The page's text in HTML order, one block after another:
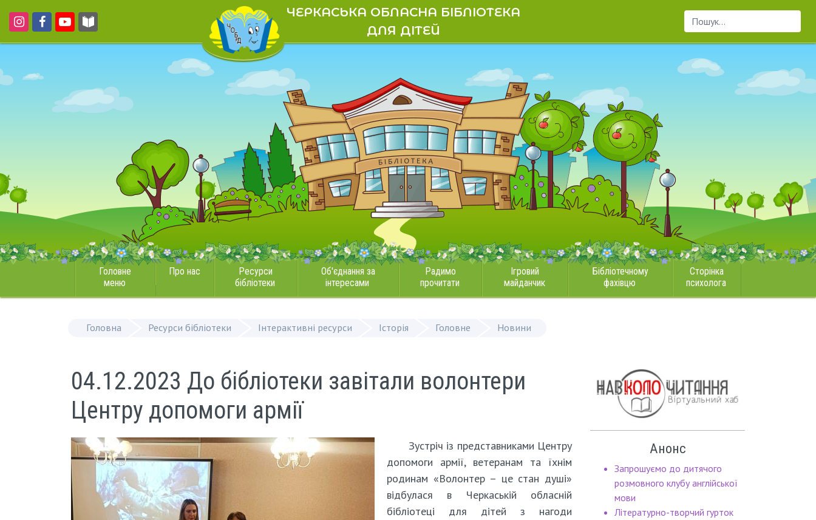
ЧЕРКАСЬКА ОБЛАСНА БІБЛІОТЕКА
ДЛЯ ДІТЕЙ
Пошук...
Головне
меню
Про нас
Ресурси
бібліотеки
Об'єднання за
інтересами
Радимо
прочитати
Ігровий
майданчик
Бібліотечному
фахівцю
Сторінка
психолога
Головна Ресурси бібліотеки Інтерактивні ресурси Історія Головне Новини
04.12.2023 До бібліотеки завітали волонтери
Центру допомоги армії
Зустріч із представниками Центру
допомоги армії, ветеранам та їхнім
родинам «Волонтер – це стан душі»
відбулася в Черкаській обласній
бібліотеці для дітей з нагоди
Анонс
Запрошуємо до дитячого
розмовного клубу англійської
мови
Літературно-творчий гурток